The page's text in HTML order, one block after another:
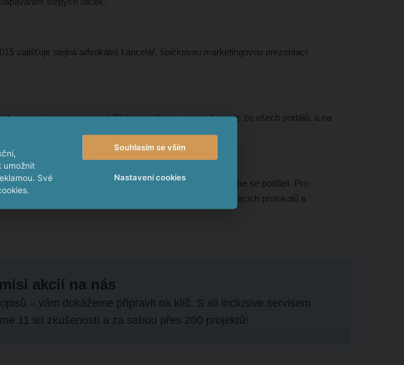
zajišťuje stejná advokátní kancelář, špičkovou marketingovou prezentací
s námi investovalo přes 38 tisíc, což je suverénně nejvíc ze všech portálů, a na
CRM systém, na jehož několikaletém vývoji, jsme se podíleli. Pro
akcií nebo příprava smluvní dokumentace, včetně předávacích protokolů a
akcií na nás
– vám dokážeme připravit na klíč. S all inclusive servisem
11 let zkušeností a za sebou přes 200 projektů!
umožnit
Své
Souhlasím se vším
Nastavení cookies